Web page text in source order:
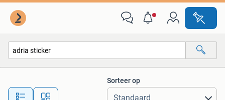
Alle afstanden…
Sorteer op